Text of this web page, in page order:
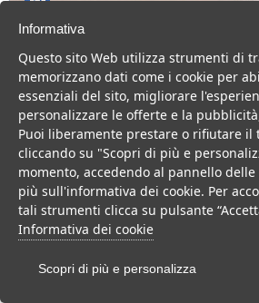
Basilicata > Nova Siri
Resort inserito in un contesto naturalistico
cucina tipica e biologica e animazione
Villaggio Resort Hotel
VEDI SU MAPPA
INFO STRUTTURA
Informativa
Questo sito Web utilizza strumenti di
memorizzano dati come i cookie per
essenziali del sito, migliorare
personalizzare le offerte e la
Puoi liberamente prestare o rifiutare il
cliccando su "Scopri di più e
momento, accedendo al pannello
più sull'informativa dei cookie. Per
tali strumenti clicca su pulsante
Informativa dei cookie
Scopri di più e personalizza